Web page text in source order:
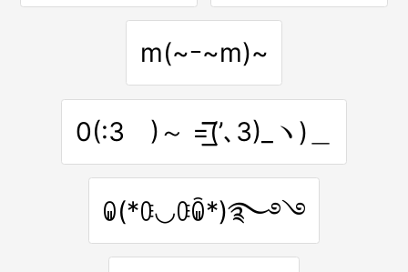
m(~ｰ~m)~
0(:3 )～ =͟͟͞͞(’､3)_ヽ)＿
ꐑ(*ꐌ◡ꐌꐐ*)࿐࿔࿓